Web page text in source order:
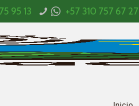
95 13 +57 310 757 67 27